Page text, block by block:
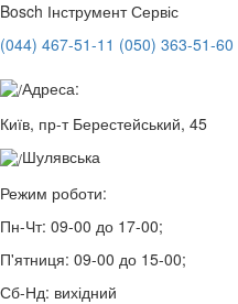
Bosch Інструмент Сервіс
(044) 467-51-11 (050) 363-51-60
Адреса:
Київ, пр-т Берестейський, 45
Шулявська
Режим роботи:
Пн-Чт: 09-00 до 17-00;
П'ятниця: 09-00 до 15-00;
Сб-Нд: вихідний